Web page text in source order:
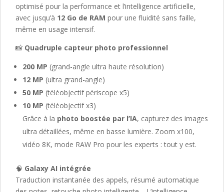
optimisé pour la performance et l’intelligence artificielle,
avec jusqu’à 12 Go de RAM pour une fluidité sans faille,
même en usage intensif.
📸 Quadruple capteur photo professionnel
200 MP (grand-angle ultra haute résolution)
12 MP (ultra grand-angle)
50 MP (téléobjectif périscope x5)
10 MP (téléobjectif x3)
Grâce à la photo boostée par l’IA, capturez des images
ultra détaillées, même en basse lumière. Zoom x100,
vidéo 8K, mode RAW Pro pour les experts : tout y est.
🧠 Galaxy AI intégrée
Traduction instantanée des appels, résumé automatique